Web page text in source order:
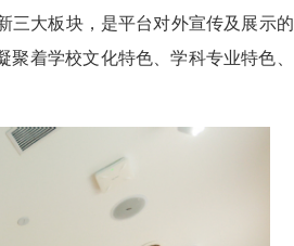
三大板块，是平台对外宣传及展示的
着学校文化特色、学科专业特色、